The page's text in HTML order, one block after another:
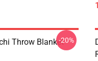
Throw Blanket-20%